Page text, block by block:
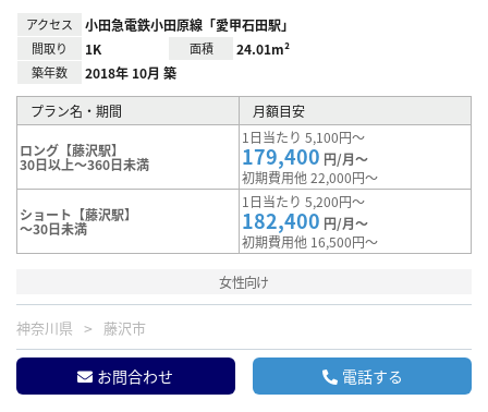
アクセス 小田急電鉄小田原線「愛甲石田駅」
間取り 1K 面積 24.01m²
築年数 2018年 10月 築
プラン名・期間 月額目安
ロング【藤沢駅】
30日以上～360日未満
1日当たり 5,100円～
179,400 円/月～
初期費用他 22,000円～
ショート【藤沢駅】
～30日未満
1日当たり 5,200円～
182,400 円/月～
初期費用他 16,500円～
女性向け
神奈川県 藤沢市
お問合わせ 電話する